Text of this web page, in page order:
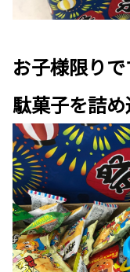
お子様限り
駄菓子を詰め